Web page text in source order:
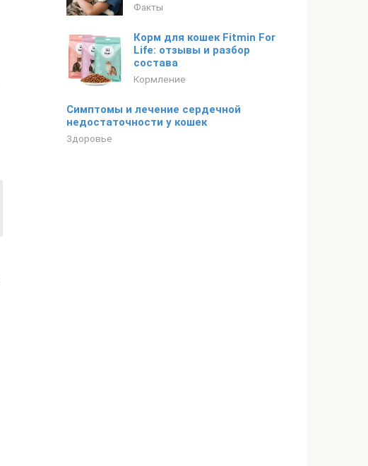
Факты
Корм для кошек Fitmin For
Life: отзывы и разбор
состава
Кормление
Симптомы и лечение сердечной
недостаточности у кошек
Здоровье